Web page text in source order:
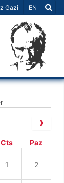
Gazi Dil Seçiniz
EN
Cts Paz
1 2